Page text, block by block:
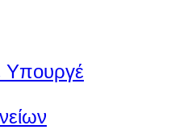
Υπουργέ